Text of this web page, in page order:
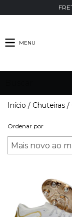
MENU
Início / Chuteiras /
Ordenar por